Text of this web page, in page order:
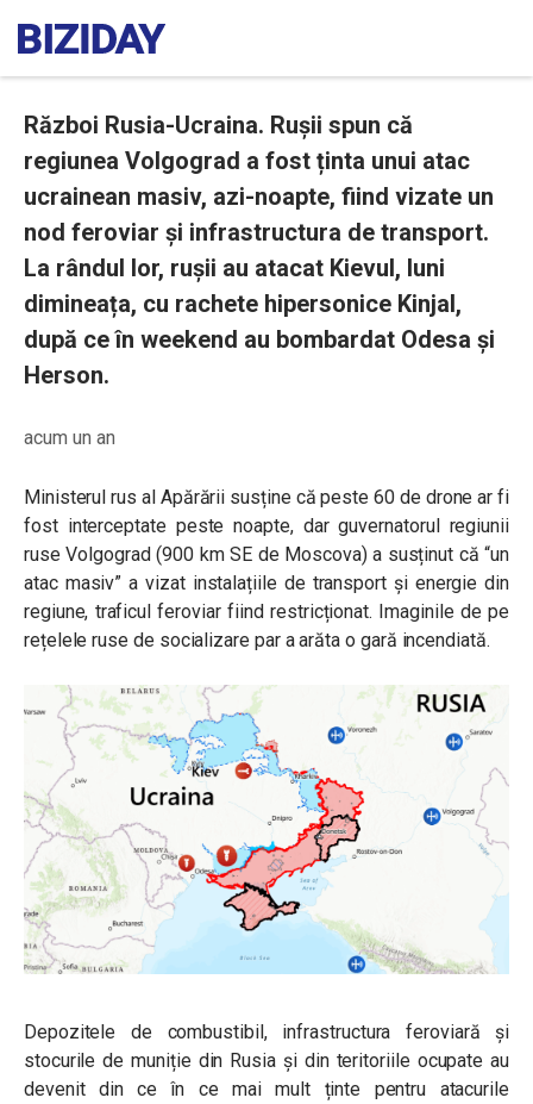
Război Rusia-Ucraina. Rușii spun că
regiunea Volgograd a fost ținta unui atac
ucrainean masiv, azi-noapte, fiind vizate un
nod feroviar și infrastructura de transport.
La rândul lor, rușii au atacat Kievul, luni
dimineața, cu rachete hipersonice Kinjal,
după ce în weekend au bombardat Odesa și
Herson.
acum un an
Ministerul rus al Apărării susține că peste 60 de drone ar fi
fost interceptate peste noapte, dar guvernatorul regiunii
ruse Volgograd (900 km SE de Moscova) a susținut că “un
atac masiv” a vizat instalațiile de transport și energie din
regiune, traficul feroviar fiind restricționat. Imaginile de pe
rețelele ruse de socializare par a arăta o gară incendiată.
Depozitele de combustibil, infrastructura feroviară și
stocurile de muniție din Rusia și din teritoriile ocupate au
devenit din ce în ce mai mult ținte pentru atacurile